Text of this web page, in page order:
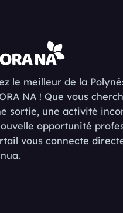
le meilleur de la
NA ! Que vous
sortie, une activité
opportunité
vous connecte